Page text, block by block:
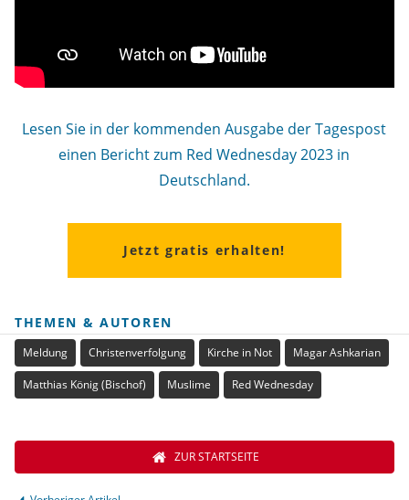
Lesen Sie in der kommenden Ausgabe der Tagespost
einen Bericht zum Red Wednesday 2023 in
Deutschland.
Jetzt gratis erhalten!
THEMEN & AUTOREN
Meldung Christenverfolgung Kirche in Not Magar Ashkarian
Matthias König (Bischof) Muslime Red Wednesday
ZUR STARTSEITE